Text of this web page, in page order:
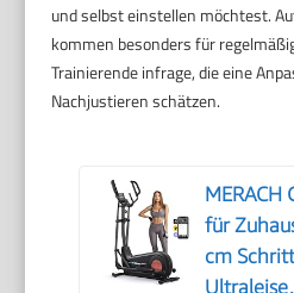
und selbst einstellen möchtest.
kommen besonders für
Trainierende infrage, die eine
Nachjustieren schätzen.
MERACH
für
cm
Ultraleise